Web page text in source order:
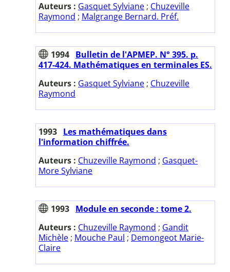
Auteurs : Gasquet Sylviane ; Chuzeville
Raymond ; Malgrange Bernard. Préf.
1994 Bulletin de l'APMEP. N° 395. p.
417-424. Mathématiques en terminales ES.
Auteurs : Gasquet Sylviane ; Chuzeville
Raymond
1993 Les mathématiques dans
l'information chiffrée.
Auteurs : Chuzeville Raymond ; Gasquet-
More Sylviane
1993 Module en seconde : tome 2.
Auteurs : Chuzeville Raymond ; Gandit
Michèle ; Mouche Paul ; Demongeot Marie-
Claire